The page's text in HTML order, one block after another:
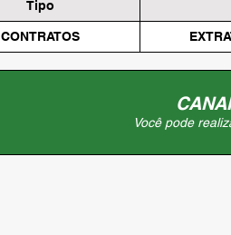
Tipo
CONTRATOS
Você pode